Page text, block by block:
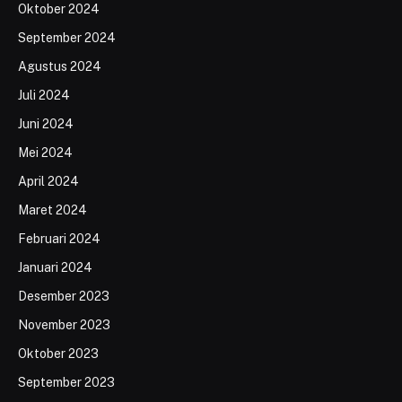
Oktober 2024
September 2024
Agustus 2024
Juli 2024
Juni 2024
Mei 2024
April 2024
Maret 2024
Februari 2024
Januari 2024
Desember 2023
November 2023
Oktober 2023
September 2023